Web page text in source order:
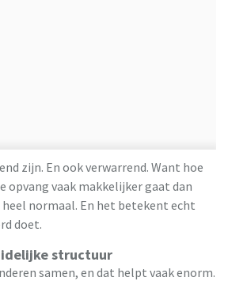
zijn. En ook verwarrend. Want hoe
opvang vaak makkelijker gaat dan
heel normaal. En het betekent echt
doet.
structuur
samen, en dat helpt vaak enorm.